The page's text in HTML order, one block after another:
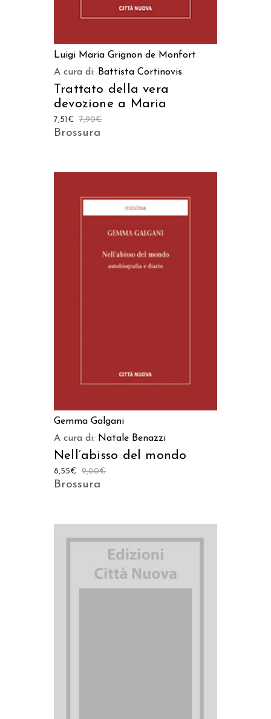
Luigi Maria Grignon de Monfort
A cura di: Battista Cortinovis
Trattato della vera
devozione a Maria
7,90€
7,51 €
Brossura
Gemma Galgani
A cura di: Natale Benazzi
Nell’abisso del mondo
9,00€
8,55€
Brossura